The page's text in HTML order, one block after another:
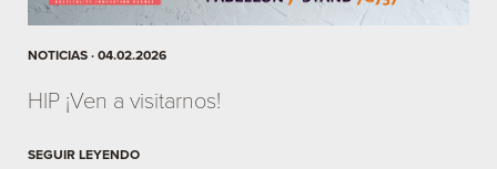
NOTICIAS · 04.02.2026
HIP ¡Ven a visitarnos!
SEGUIR LEYENDO